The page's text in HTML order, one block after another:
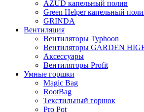
AZUD капельный полив
Green Helper капельный
GRINDA
Вентиляция
Вентиляторы Typhoon
Вентиляторы GARDEN
Аксессуары
Вентиляторы Profit
Умные горшки
Magic Bag
RootBag
Текстильный горшок
Pro Pot